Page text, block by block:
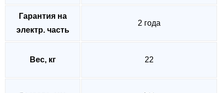
Гарантия на
электр. часть
2 года
Вес, кг 22